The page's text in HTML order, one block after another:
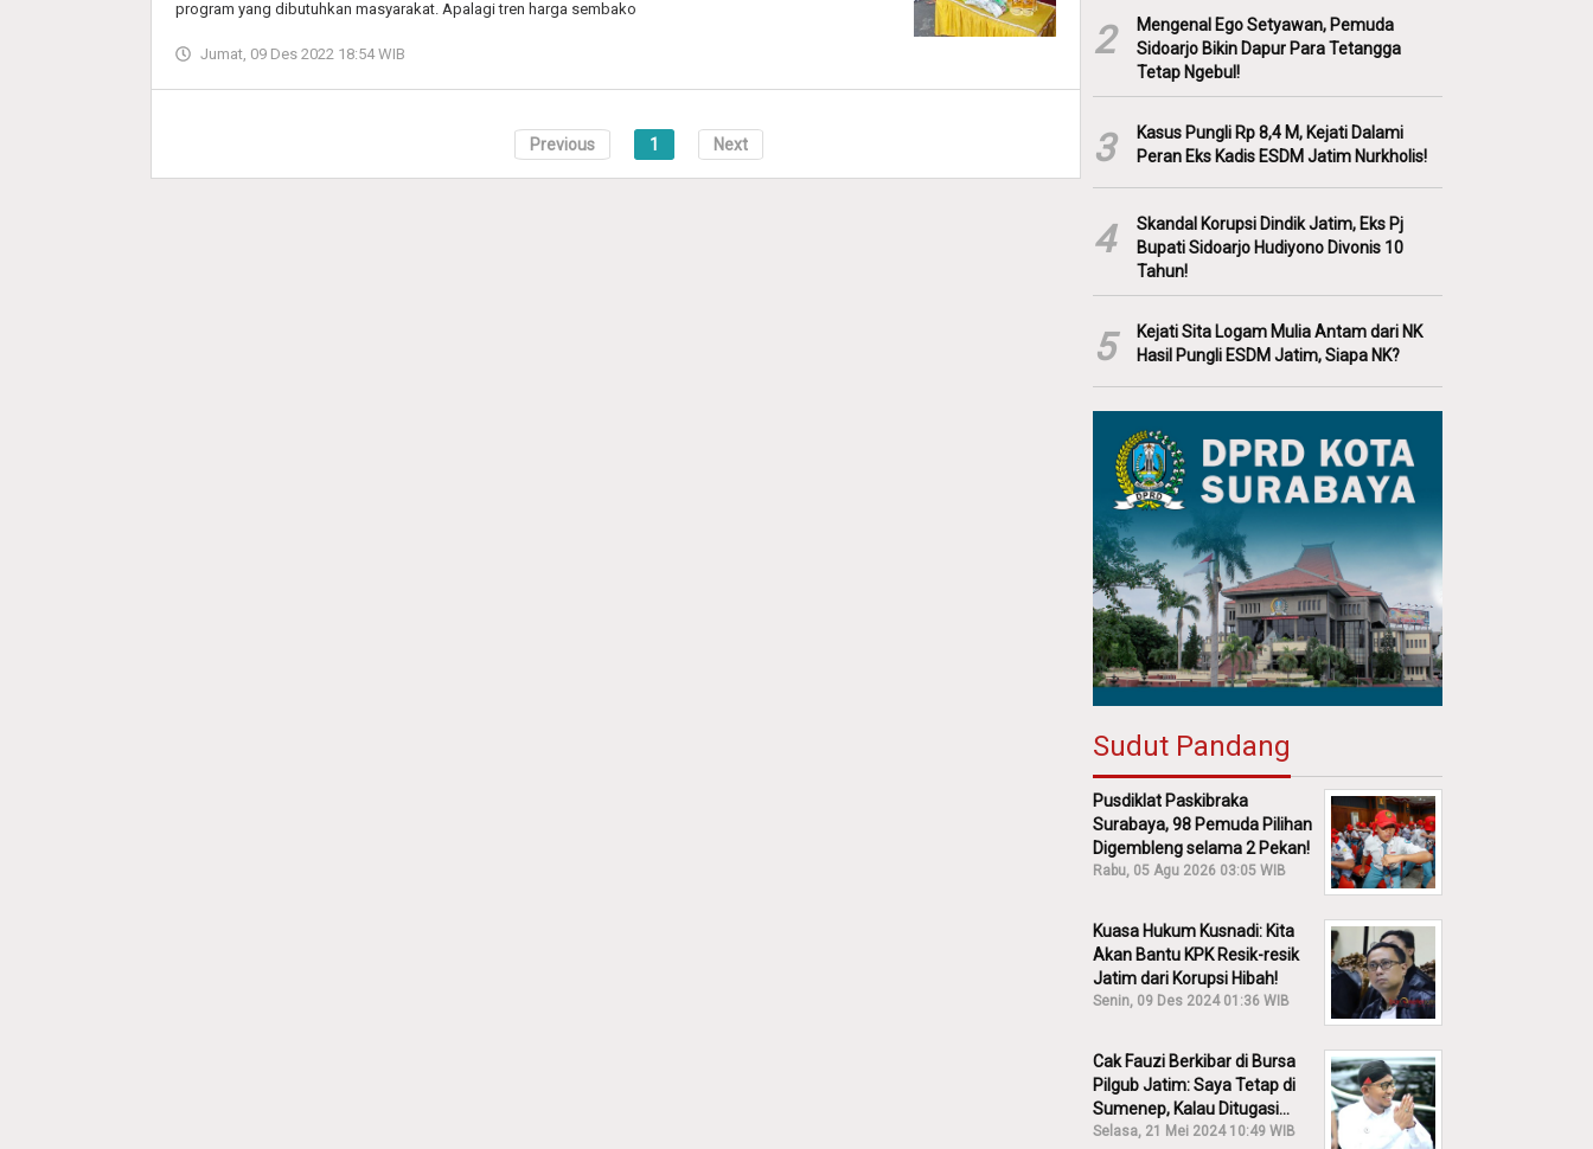
program yang dibutuhkan masyarakat. Apalagi tren harga sembako
Jumat, 09 Des 2022 18:54 WIB
Previous 1 Next
2
Mengenal Ego Setyawan, Pemuda
Sidoarjo Bikin Dapur Para Tetangga
Tetap Ngebul!
3
Kasus Pungli Rp 8,4 M, Kejati Dalami
Peran Eks Kadis ESDM Jatim Nurkholis!
4
Skandal Korupsi Dindik Jatim, Eks Pj
Bupati Sidoarjo Hudiyono Divonis 10
Tahun!
5
Kejati Sita Logam Mulia Antam dari NK
Hasil Pungli ESDM Jatim, Siapa NK?
Sudut Pandang
Pusdiklat Paskibraka
Surabaya, 98 Pemuda Pilihan
Digembleng selama 2 Pekan!
Rabu, 05 Agu 2026 03:05 WIB
Kuasa Hukum Kusnadi: Kita
Akan Bantu KPK Resik-resik
Jatim dari Korupsi Hibah!
Senin, 09 Des 2024 01:36 WIB
Cak Fauzi Berkibar di Bursa
Pilgub Jatim: Saya Tetap di
Sumenep, Kalau Ditugasi
Partai Lain Cerita!
Selasa, 21 Mei 2024 10:49 WIB